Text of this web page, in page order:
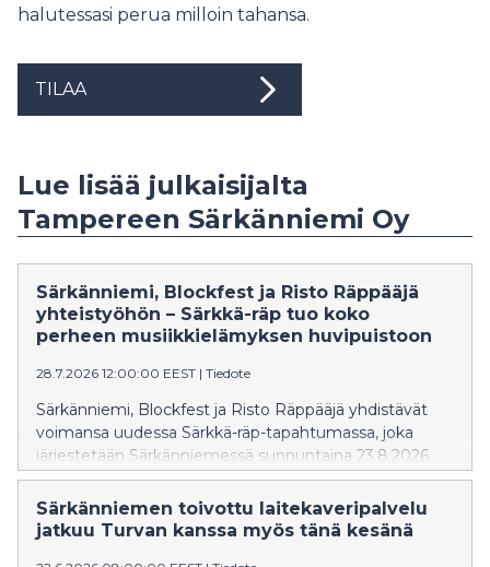
halutessasi perua milloin tahansa.
TILAA
Lue lisää julkaisijalta
Tampereen Särkänniemi Oy
Särkänniemi, Blockfest ja Risto Räppääjä
yhteistyöhön – Särkkä-räp tuo koko
perheen musiikkielämyksen huvipuistoon
28.7.2026 12:00:00 EEST | Tiedote
Särkänniemi, Blockfest ja Risto Räppääjä yhdistävät
voimansa uudessa Särkkä-räp-tapahtumassa, joka
järjestetään Särkänniemessä sunnuntaina 23.8.2026.
Tapahtuma jatkaa Blockfest-viikonlopun tunnelmaa
tarjoamalla rap-musiikkia kaikenikäisille koko perheen
yhteisessä tapahtumassa. Blockfest järjestetään
Särkänniemen toivottu laitekaveripalvelu
jatkuu Turvan kanssa myös tänä kesänä